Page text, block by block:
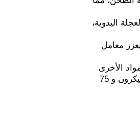
اليدوية،
معامل
للتربة والمواد الأخرى
بالوصول إلى حجم جسيمات يبلغ 10 ملم، ونطاق حجم التفريغ من 20 إلى 300 شبكة، وهو ما يعادل ما بين 65 ميكرون و 75